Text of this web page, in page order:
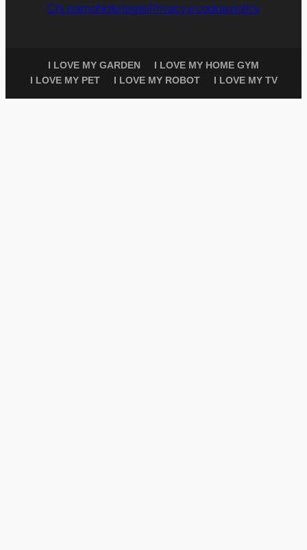
Chi siamoNote legaliPrivacy e cookie policy
I LOVE MY GARDEN
I LOVE MY HOME GYM
I LOVE MY PET
I LOVE MY ROBOT I LOVE MY TV